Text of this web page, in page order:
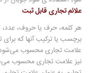
علائم تجاری قابل ثبت
هر کلمه، حرف یا حروف،
برچسب یا ترکیب آنها که
علامت تجاری محسوب می‌شود.
نیز علامت تجاری محسوب